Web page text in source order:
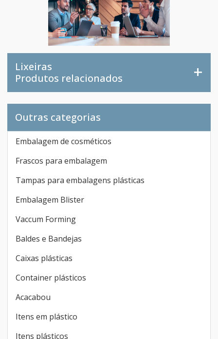
Lixeiras
Produtos relacionados
Outras categorias
Embalagem de cosméticos
Frascos para embalagem
Tampas para embalagens plásticas
Embalagem Blister
Vaccum Forming
Baldes e Bandejas
Caixas plásticas
Container plásticos
Acacabou
Itens em plástico
Itens plásticos